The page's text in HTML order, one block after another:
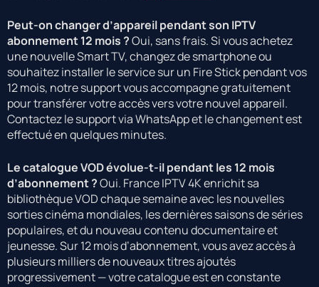
Peut-on changer d’appareil pendant son IPTV
abonnement 12 mois ?Oui, sans frais. Si vous achetez
une nouvelle Smart TV, changez de smartphone ou
souhaitez installer le service sur un Fire Stick pendant vos
12 mois, notre support vous accompagne gratuitement
pour transférer votre accès vers votre nouvel appareil.
Contactez le support via WhatsApp et le changement est
effectué en quelques minutes.
Le catalogue VOD évolue-t-il pendant les 12 mois
d’abonnement ?Oui. France IPTV 4K enrichit sa
bibliothèque VOD chaque semaine avec les nouvelles
sorties cinéma mondiales, les dernières saisons de séries
populaires, et du nouveau contenu documentaire et
jeunesse. Sur 12 mois d’abonnement, vous avez accès à
plusieurs milliers de nouveaux titres ajoutés
progressivement — votre catalogue est en constante